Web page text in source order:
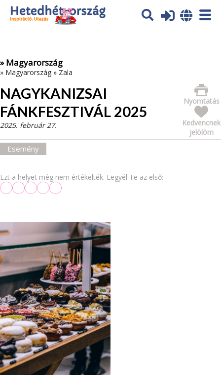
Az oldal sütiket (cookies) használ. További tájékoztatás itt:
Adatvédelmi tájékoztató
» Magyarország
» Magyarország » Zala
NAGYKANIZSAI
FÁNKFESZTIVÁL 2025
Nyomtatás
Kedvencnek
jelölöm
2025. február 27.
Esemény
Ezt a helyet még nem értékelték. Legyél Te az első: